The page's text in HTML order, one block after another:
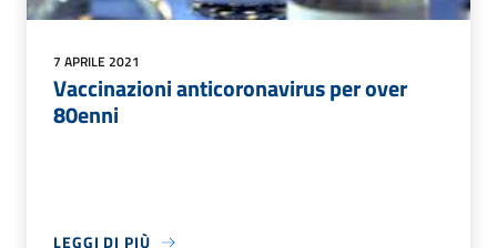
7 APRILE 2021
Vaccinazioni anticoronavirus per over
80enni
LEGGI DI PIÙ